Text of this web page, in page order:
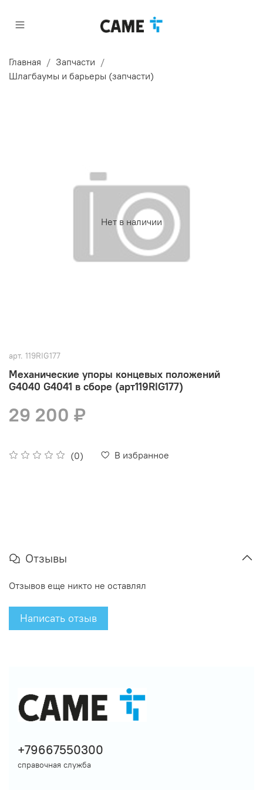
Главная
Запчасти
Шлагбаумы и барьеры (запчасти)
Нет в наличии
арт. 119RIG177
Механические упоры концевых положений
G4040 G4041 в сборе (арт119RIG177)
(0) В избранное
29 200 ₽
Отзывы
Отзывов еще никто не оставлял
Написать отзыв
+79667550300
справочная служба